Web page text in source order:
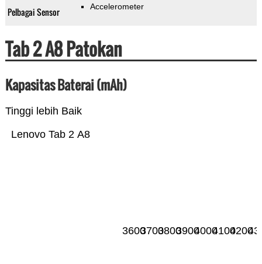
Pelbagai Sensor Accelerometer
Tab 2 A8 Patokan
Kapasitas Baterai (mAh)
Tinggi lebih Baik
Lenovo Tab 2 A8
3600370038003900400041004200